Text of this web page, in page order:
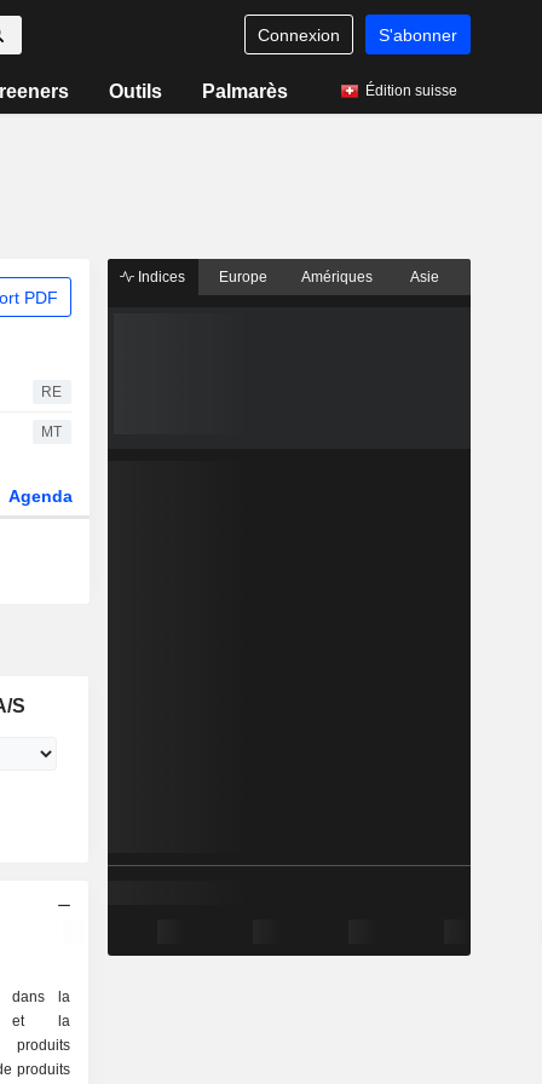
Connexion S'abonner
Outils Palmarès Édition suisse
PDF
RE
MT
Agenda
S
dans la
et la
produits
Indices Europe Amériques Asie